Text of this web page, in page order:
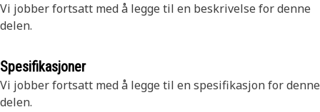
Vi jobber fortsatt med å legge til en beskrivelse for denne
delen.
Spesifikasjoner
Vi jobber fortsatt med å legge til en spesifikasjon for denne
delen.